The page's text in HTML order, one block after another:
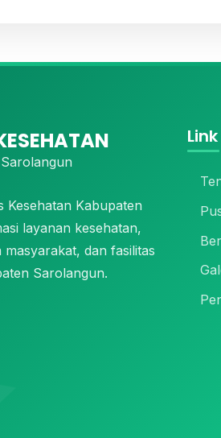
Kesehatan Kabupaten
layanan kesehatan,
dan fasilitas
Sarolangun.